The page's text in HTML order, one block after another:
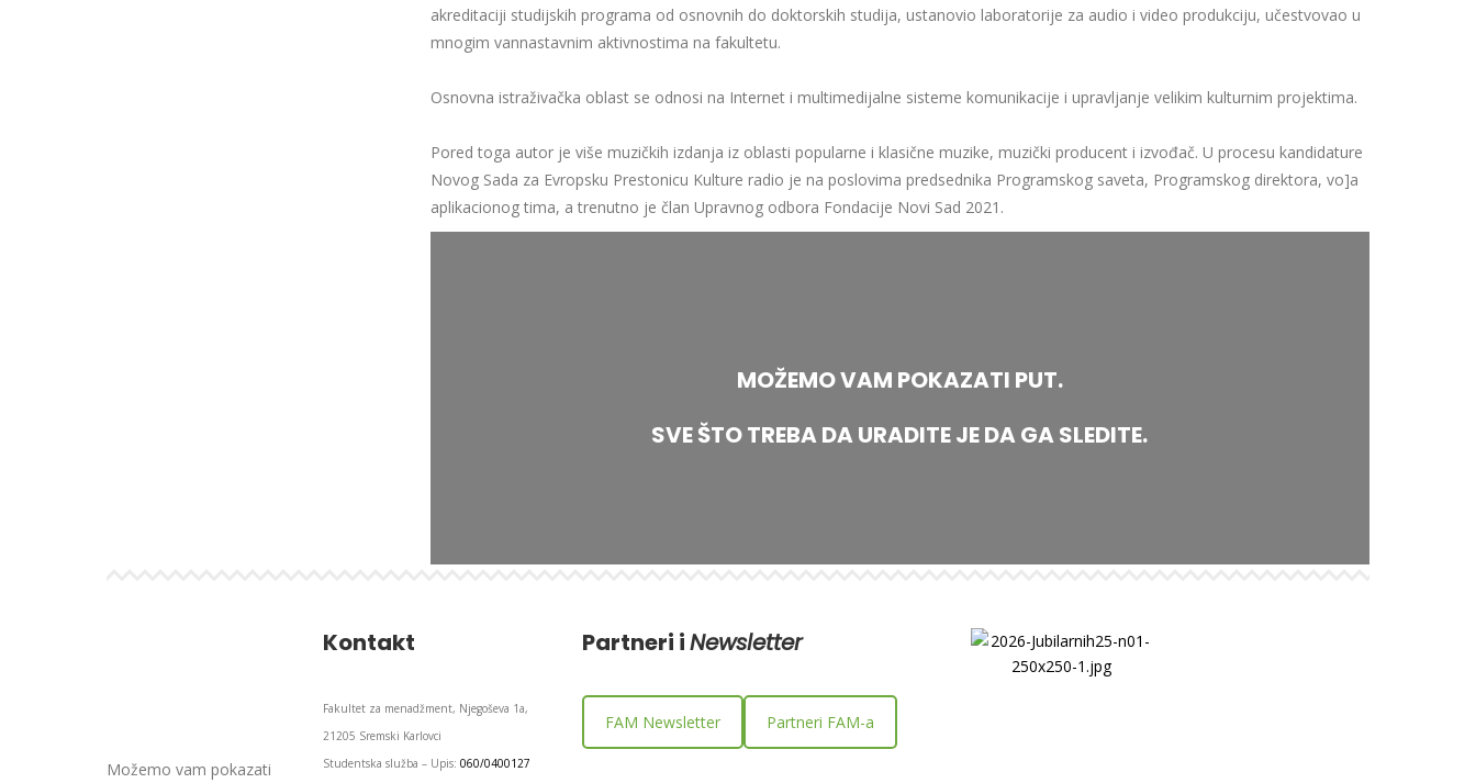
akreditaciji studijskih programa od osnovnih do doktorskih studija, ustanovio laboratorije za audio i video produkciju, učestvovao u
mnogim vannastavnim aktivnostima na fakultetu.
Osnovna istraživačka oblast se odnosi na Internet i multimedijalne sisteme komunikacije i upravljanje velikim kulturnim projektima.
Pored toga autor je više muzičkih izdanja iz oblasti popularne i klasične muzike, muzički producent i izvođač. U procesu kandidature
Novog Sada za Evropsku Prestonicu Kulture radio je na poslovima predsednika Programskog saveta, Programskog direktora, vo]a
aplikacionog tima, a trenutno je član Upravnog odbora Fondacije Novi Sad 2021.
MOŽEMO VAM POKAZATI PUT.
SVE ŠTO TREBA DA URADITE JE DA GA SLEDITE.
Možemo vam pokazati
Kontakt
Fakultet za menadžment, Njegoševa 1a,
21205 Sremski Karlovci
Studentska služba – Upis: 060/0400127
Partneri iNewsletter
FAM Newsletter Partneri FAM-a